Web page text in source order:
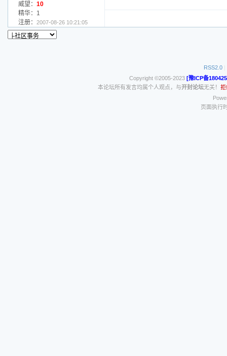
威望： 10
精华：1
注册： 2007-08-26 10:21:05
RSS2.0 |
Copyright ©2005-2023 [豫ICP备
本论坛所有发言均属个人观点，与开封论坛无关！ 拒
页面执行